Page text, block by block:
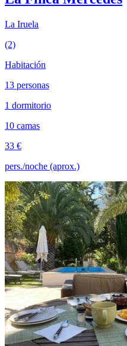
La Iruela
(2)
Habitación
13 personas
1 dormitorio
10 camas
33 €
pers./noche (aprox.)